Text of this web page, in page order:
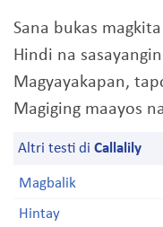
Sana bukas
Hindi na
Magyayakapan,
Magiging maayos
Altri testi di Callalily
Magbalik
Hintay